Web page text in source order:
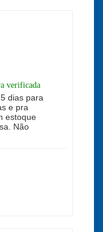
verificada
dias para
e pra
estoque
Não